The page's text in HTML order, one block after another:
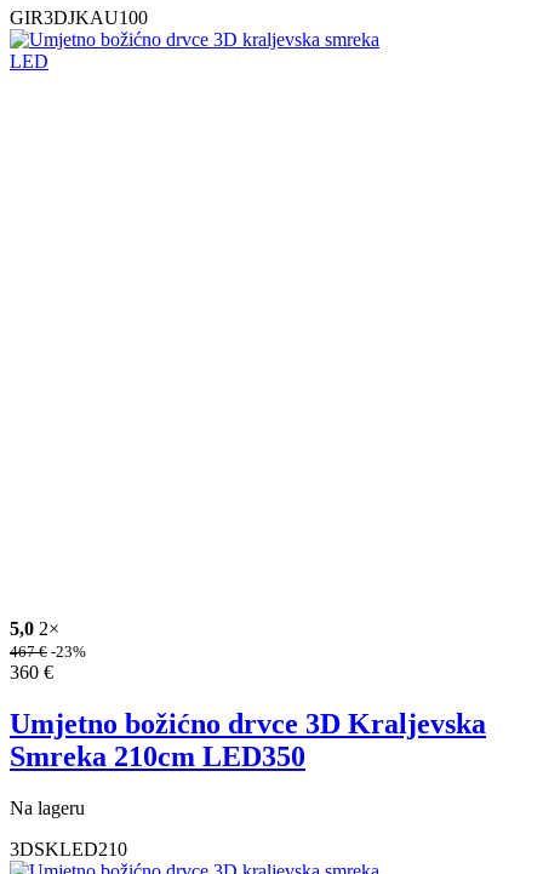
GIR3DJKAU100
5,0 2×
467€ -23%
360 €
Umjetno božićno drvce 3D Kraljevska
Smreka 210cm LED350
Na lageru
3DSKLED210